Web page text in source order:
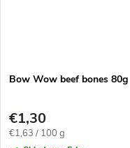
Bow Wow beef bones 80g
€1,30
Jednotková
€1,63 / 100 g